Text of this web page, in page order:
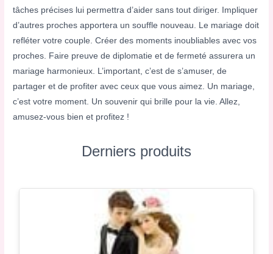
tâches précises lui permettra d’aider sans tout diriger. Impliquer
d’autres proches apportera un souffle nouveau. Le mariage doit
refléter votre couple. Créer des moments inoubliables avec vos
proches. Faire preuve de diplomatie et de fermeté assurera un
mariage harmonieux. L’important, c’est de s’amuser, de
partager et de profiter avec ceux que vous aimez. Un mariage,
c’est votre moment. Un souvenir qui brille pour la vie. Allez,
amusez-vous bien et profitez !
Derniers produits